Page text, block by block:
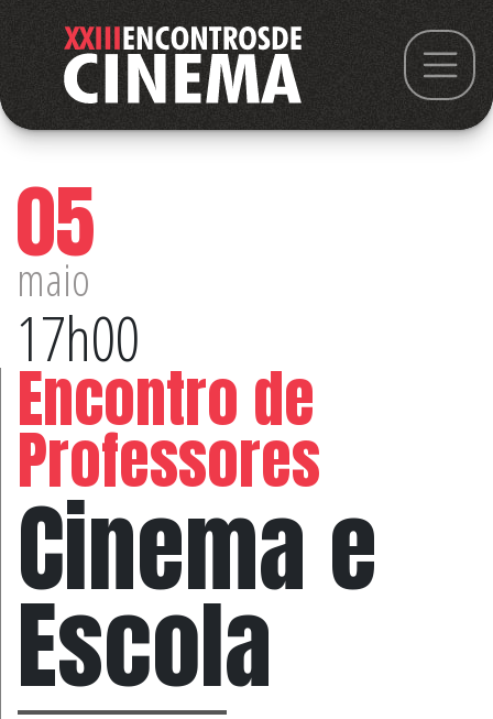
05
maio
17h00
Encontro de
Professores
Cinema e
Escola